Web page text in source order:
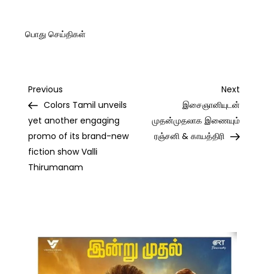
பொது செய்திகள்
Post
navigation
Previous
Post
Previous
Colors Tamil unveils
yet another engaging
promo of its brand-new
fiction show Valli
Thirumanam
Next
Post
Next
இசைஞானியுடன்
முதன்முதலாக இணையும்
ரஞ்சனி & காயத்திரி